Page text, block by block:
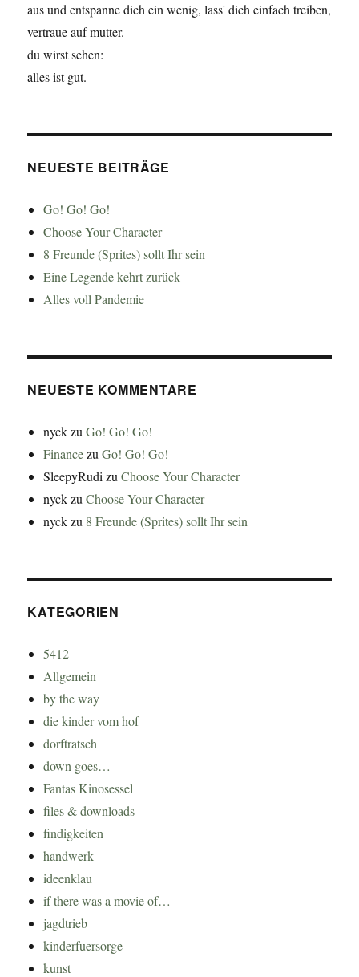
aus und entspanne dich ein wenig, lass' dich einfach treiben,
vertraue auf mutter.
du wirst sehen:
alles ist gut.
NEUESTE BEITRÄGE
Go! Go! Go!
Choose Your Character
8 Freunde (Sprites) sollt Ihr sein
Eine Legende kehrt zurück
Alles voll Pandemie
NEUESTE KOMMENTARE
nyckzuGo! Go! Go!
FinancezuGo! Go! Go!
SleepyRudi zuChoose Your Character
nyckzuChoose Your Character
nyckzu 8 Freunde (Sprites) sollt Ihr sein
KATEGORIEN
5412
Allgemein
by the way
die kinder vom hof
dorftratsch
down goes…
Fantas Kinosessel
files & downloads
findigkeiten
handwerk
ideenklau
if there was a movie of…
jagdtrieb
kinderfuersorge
kunst